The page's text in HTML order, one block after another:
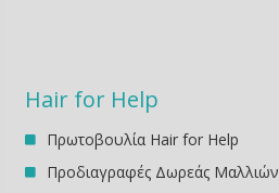
Hair for Help
Πρωτοβουλία Hair for Help
Προδιαγραφές Δωρεάς Μαλλιών